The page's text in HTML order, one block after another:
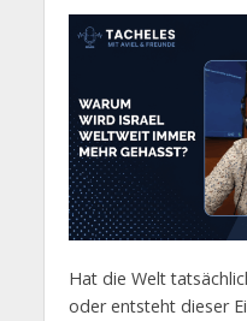
Hat die Welt
oder entsteht dieser